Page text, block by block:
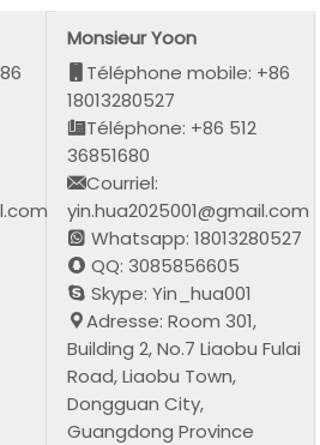
Monsieur Yoon
Téléphone mobile: +86
18013280527
Téléphone: +86 512
36851680
Courriel:
yin.hua2025001@gmail.com
Whatsapp: 18013280527
QQ: 3085856605
Skype: Yin_hua001
Adresse: Room 301,
Building 2, No.7 Liaobu Fulai
Road, Liaobu Town,
Dongguan City,
Guangdong Province